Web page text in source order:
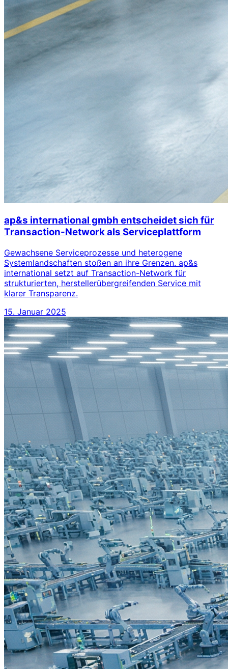
ap&s international gmbh entscheidet sich für
Transaction-Network als Serviceplattform
Gewachsene Serviceprozesse und heterogene
Systemlandschaften stoßen an ihre Grenzen. ap&s
international setzt auf Transaction-Network für
strukturierten, herstellerübergreifenden Service mit
klarer Transparenz.
15. Januar 2025